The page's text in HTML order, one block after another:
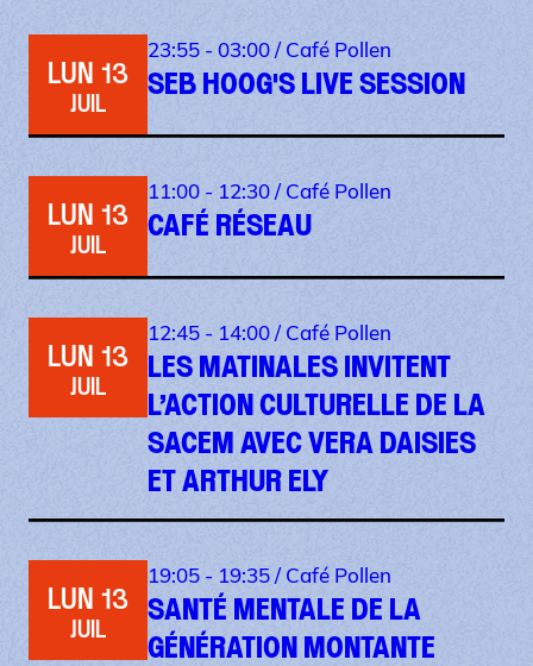
LUN 13
JUIL
23:55 - 03:00 /Café Pollen
SEB HOOG'S LIVE SESSION
LUN 13
JUIL
11:00 - 12:30 /Café Pollen
CAFÉ RÉSEAU
LUN 13
JUIL
12:45 - 14:00 /Café Pollen
LES MATINALES INVITENT
L’ACTION CULTURELLE DE LA
SACEM AVEC VERA DAISIES
ET ARTHUR ELY
LUN 13
JUIL
19:05 - 19:35 /Café Pollen
SANTÉ MENTALE DE LA
GÉNÉRATION MONTANTE